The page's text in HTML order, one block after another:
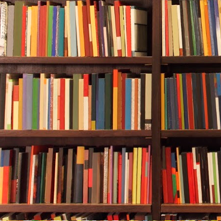
对外公布）。
Q16：餐饮企业如何报名参与本次活动？
企业通过《关于2025"乐品上海"
告》中的报名页面链接进入报名
信息。报名企业的信息经后台系
的时间内即可纳入参与活动的商
Q17：餐饮企业报名参与本次活动具体有
本次活动必须以法人主体报名，